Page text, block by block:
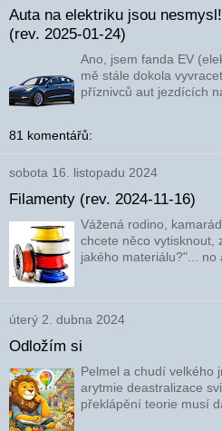
Auta na elektriku jsou nesmysl!
(rev. 2025-01-24)
Ano, jsem fanda EV
mě stále dokola
příznivců aut jezdících
81 komentářů:
sobota 16. listopadu 2024
Filamenty (rev. 2024-11-16)
Vážená rodino,
chcete něco vytisknout,
jakého materiálu?"... no
úterý 2. dubna 2024
Odložím si
Pelmel a chudí velkého
arytmie deastralizace
překlápění teorie musí